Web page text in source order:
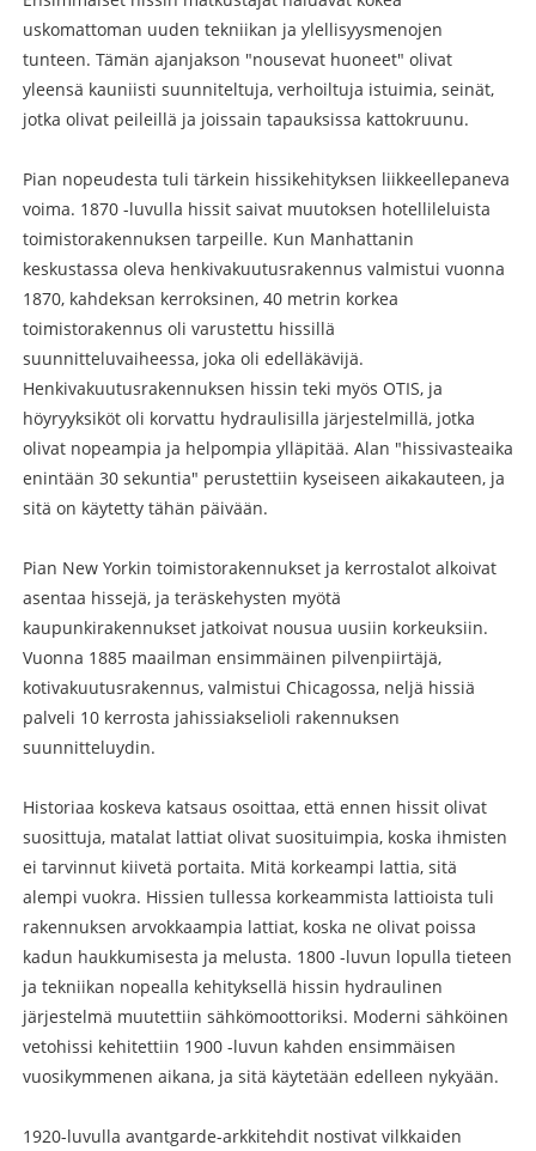
uskomattoman uuden tekniikan ja ylellisyysmenojen
tunteen. Tämän ajanjakson "nousevat huoneet" olivat
yleensä kauniisti suunniteltuja, verhoiltuja istuimia, seinät,
jotka olivat peileillä ja joissain tapauksissa kattokruunu.
Pian nopeudesta tuli tärkein hissikehityksen liikkeellepaneva
voima. 1870 -luvulla hissit saivat muutoksen hotellileluista
toimistorakennuksen tarpeille. Kun Manhattanin
keskustassa oleva henkivakuutusrakennus valmistui vuonna
1870, kahdeksan kerroksinen, 40 metrin korkea
toimistorakennus oli varustettu hissillä
suunnitteluvaiheessa, joka oli edelläkävijä.
Henkivakuutusrakennuksen hissin teki myös OTIS, ja
höyryyksiköt oli korvattu hydraulisilla järjestelmillä, jotka
olivat nopeampia ja helpompia ylläpitää. Alan "hissivasteaika
enintään 30 sekuntia" perustettiin kyseiseen aikakauteen, ja
sitä on käytetty tähän päivään.
Pian New Yorkin toimistorakennukset ja kerrostalot alkoivat
asentaa hissejä, ja teräskehysten myötä
kaupunkirakennukset jatkoivat nousua uusiin korkeuksiin.
Vuonna 1885 maailman ensimmäinen pilvenpiirtäjä,
kotivakuutusrakennus, valmistui Chicagossa, neljä hissiä
palveli 10 kerrosta jahissiakselioli rakennuksen
suunnitteluydin.
Historiaa koskeva katsaus osoittaa, että ennen hissit olivat
suosittuja, matalat lattiat olivat suosituimpia, koska ihmisten
ei tarvinnut kiivetä portaita. Mitä korkeampi lattia, sitä
alempi vuokra. Hissien tullessa korkeammista lattioista tuli
rakennuksen arvokkaampia lattiat, koska ne olivat poissa
kadun haukkumisesta ja melusta. 1800 -luvun lopulla tieteen
ja tekniikan nopealla kehityksellä hissin hydraulinen
järjestelmä muutettiin sähkömoottoriksi. Moderni sähköinen
vetohissi kehitettiin 1900 -luvun kahden ensimmäisen
vuosikymmenen aikana, ja sitä käytetään edelleen nykyään.
1920-luvulla avantgarde-arkkitehdit nostivat vilkkaiden